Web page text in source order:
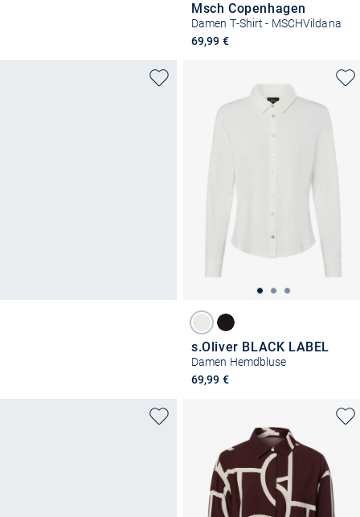
Msch Copenhagen
Damen T-Shirt - MSCHVildana
69,99 €
s.Oliver BLACK LABEL
Damen Hemdbluse
69,99 €